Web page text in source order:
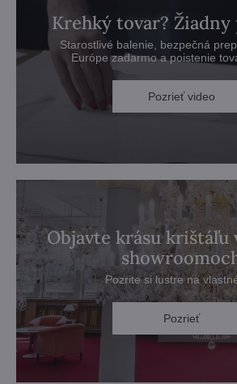
Krehký tovar? Žiadny
Starostlivé balenie, bezpečná
Európe zadarmo a poistenie
Pozrieť video
Objavte krásu krištáľu
Pozrite si lustre na
Pozrieť